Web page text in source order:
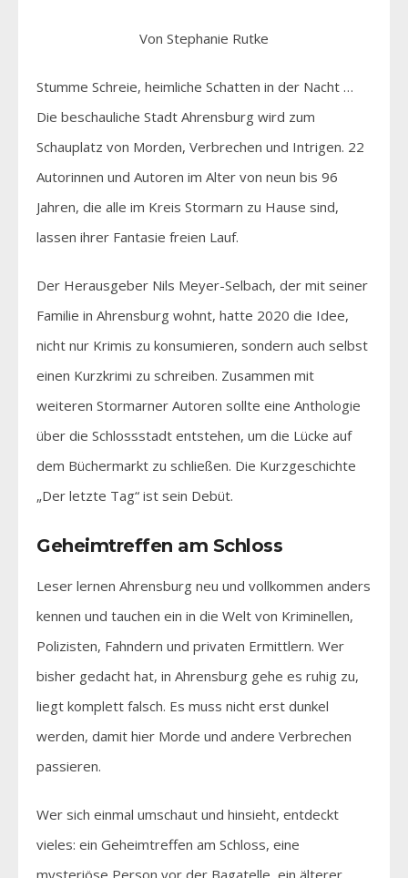
Von Stephanie Rutke
Stumme Schreie, heimliche Schatten in der Nacht …
Die beschauliche Stadt Ahrensburg wird zum
Schauplatz von Morden, Verbrechen und Intrigen. 22
Autorinnen und Autoren im Alter von neun bis 96
Jahren, die alle im Kreis Stormarn zu Hause sind,
lassen ihrer Fantasie freien Lauf.
Der Herausgeber Nils Meyer-Selbach, der mit seiner
Familie in Ahrensburg wohnt, hatte 2020 die Idee,
nicht nur Krimis zu konsumieren, sondern auch selbst
einen Kurzkrimi zu schreiben. Zusammen mit
weiteren Stormarner Autoren sollte eine Anthologie
über die Schlossstadt entstehen, um die Lücke auf
dem Büchermarkt zu schließen. Die Kurzgeschichte
„Der letzte Tag“ ist sein Debüt.
Geheimtreffen am Schloss
Leser lernen Ahrensburg neu und vollkommen anders
kennen und tauchen ein in die Welt von Kriminellen,
Polizisten, Fahndern und privaten Ermittlern. Wer
bisher gedacht hat, in Ahrensburg gehe es ruhig zu,
liegt komplett falsch. Es muss nicht erst dunkel
werden, damit hier Morde und andere Verbrechen
passieren.
Wer sich einmal umschaut und hinsieht, entdeckt
vieles: ein Geheimtreffen am Schloss, eine
mysteriöse Person vor der Bagatelle, ein älterer